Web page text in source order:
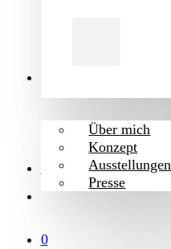
Über mich
Konzept
Ausstellungen
Presse
Blog
0